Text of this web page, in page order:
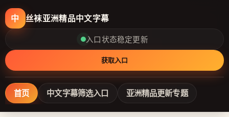
中 丝袜亚洲精品中文字幕
入口状态稳定更新
获取入口
首页 中文字幕筛选入口 亚洲精品更新专题